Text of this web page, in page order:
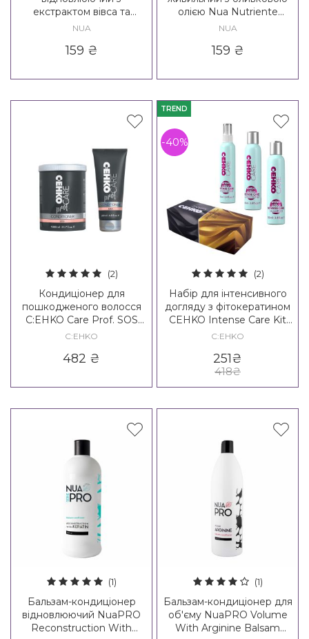
екстрактом вівса та
насінням льону Nua
NUA
159 ₴
олією Nua Nutriente
Balsamo
NUA
159 ₴
(2)
Кондиціонер для
пошкодженого волосся
C:EHKO Care Prof. SOS
Conditioner
C:EHKO
482 ₴
TREND
-40%
(2)
Набір для інтенсивного
догляду з фітокератином
CEHKO Intense Care Kit
mini
C:EHKO
251₴
418₴
(1)
Бальзам-кондиціонер
відновлюючий NuaPRO
Reconstruction With
(1)
Бальзам-кондиціонер для
об'єму NuaPRO Volume
With Arginine Balsam